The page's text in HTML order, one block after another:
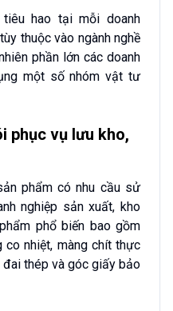
hao tại mỗi doanh
thuộc vào ngành nghề
phần lớn các doanh
một số nhóm vật tư
phục vụ lưu kho,
phẩm có nhu cầu sử
nghiệp sản xuất, kho
phổ biến bao gồm
co nhiệt, màng chít thực
đai thép và góc giấy bảo